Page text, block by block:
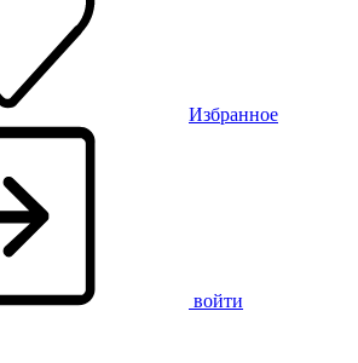
Избранное
войти